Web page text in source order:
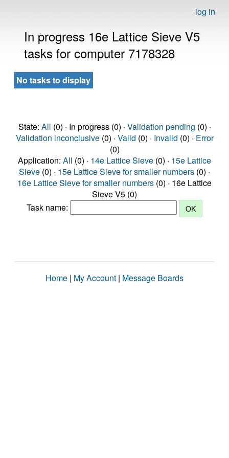
log in
In progress 16e Lattice Sieve V5
tasks for computer 7178328
No tasks to display
State: All (0) · In progress (0) · Validation pending (0) ·
Validation inconclusive(0) · Valid (0) · Invalid (0) · Error
(0)
Application: All (0) · 14e Lattice Sieve (0) · 15e Lattice
Sieve (0) · 15e Lattice Sieve for smaller numbers (0) ·
16e Lattice Sieve for smaller numbers (0) · 16e Lattice
Sieve V5 (0)
Task name:
Home | My Account | Message Boards